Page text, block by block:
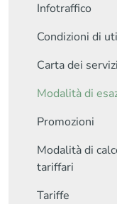
Infotraffico
Condizioni di
Carta dei servizi
Modalità di
Promozioni
Modalità di
tariffari
Tariffe